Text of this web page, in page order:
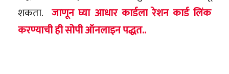
शकता. जाणून घ्या आधार कार्डला रेशन कार्ड लिंक
करण्याची ही सोपी ऑनलाइन पद्धत..